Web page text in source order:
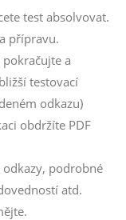
test absolvovat.
přípravu.
a
testovací
odkazu)
obdržíte PDF
odkazy, podrobné
atd.